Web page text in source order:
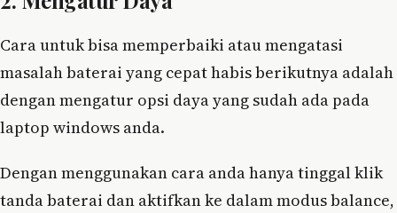
Cara untuk bisa memperbaiki atau mengatasi
masalah baterai yang cepat habis berikutnya adalah
dengan mengatur opsi daya yang sudah ada pada
laptop windows anda.
Dengan menggunakan cara anda hanya tinggal klik
tanda baterai dan aktifkan ke dalam modus balance,